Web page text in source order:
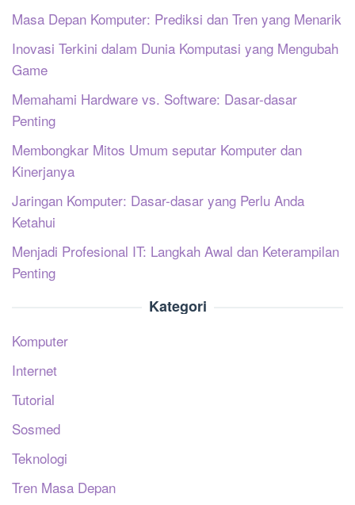
Masa Depan Komputer: Prediksi dan Tren yang Menarik
Inovasi Terkini dalam Dunia Komputasi yang Mengubah
Game
Memahami Hardware vs. Software: Dasar-dasar
Penting
Membongkar Mitos Umum seputar Komputer dan
Kinerjanya
Jaringan Komputer: Dasar-dasar yang Perlu Anda
Ketahui
Menjadi Profesional IT: Langkah Awal dan Keterampilan
Penting
Kategori
Komputer
Internet
Tutorial
Sosmed
Teknologi
Tren Masa Depan